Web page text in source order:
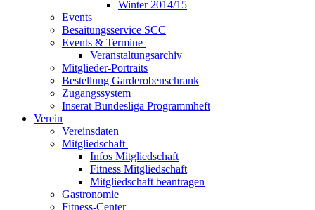
Winter 2014/15
Events
Besaitungsservice SCC
Events & Termine
Veranstaltungsarchiv
Mitglieder-Portraits
Bestellung Garderobenschrank
Zugangssystem
Inserat Bundesliga Programmheft
Verein
Vereinsdaten
Mitgliedschaft
Infos Mitgliedschaft
Fitness Mitgliedschaft
Mitgliedschaft beantragen
Gastronomie
Fitness-Center